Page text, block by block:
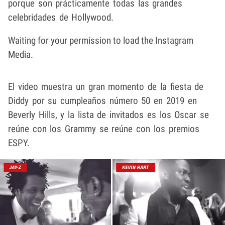
porque son prácticamente todas las grandes
celebridades de Hollywood.
Waiting for your permission to load the Instagram
Media.
El video muestra un gran momento de la fiesta de
Diddy por su cumpleaños número 50 en 2019 en
Beverly Hills, y la lista de invitados es los Oscar se
reúne con los Grammy se reúne con los premios
ESPY.